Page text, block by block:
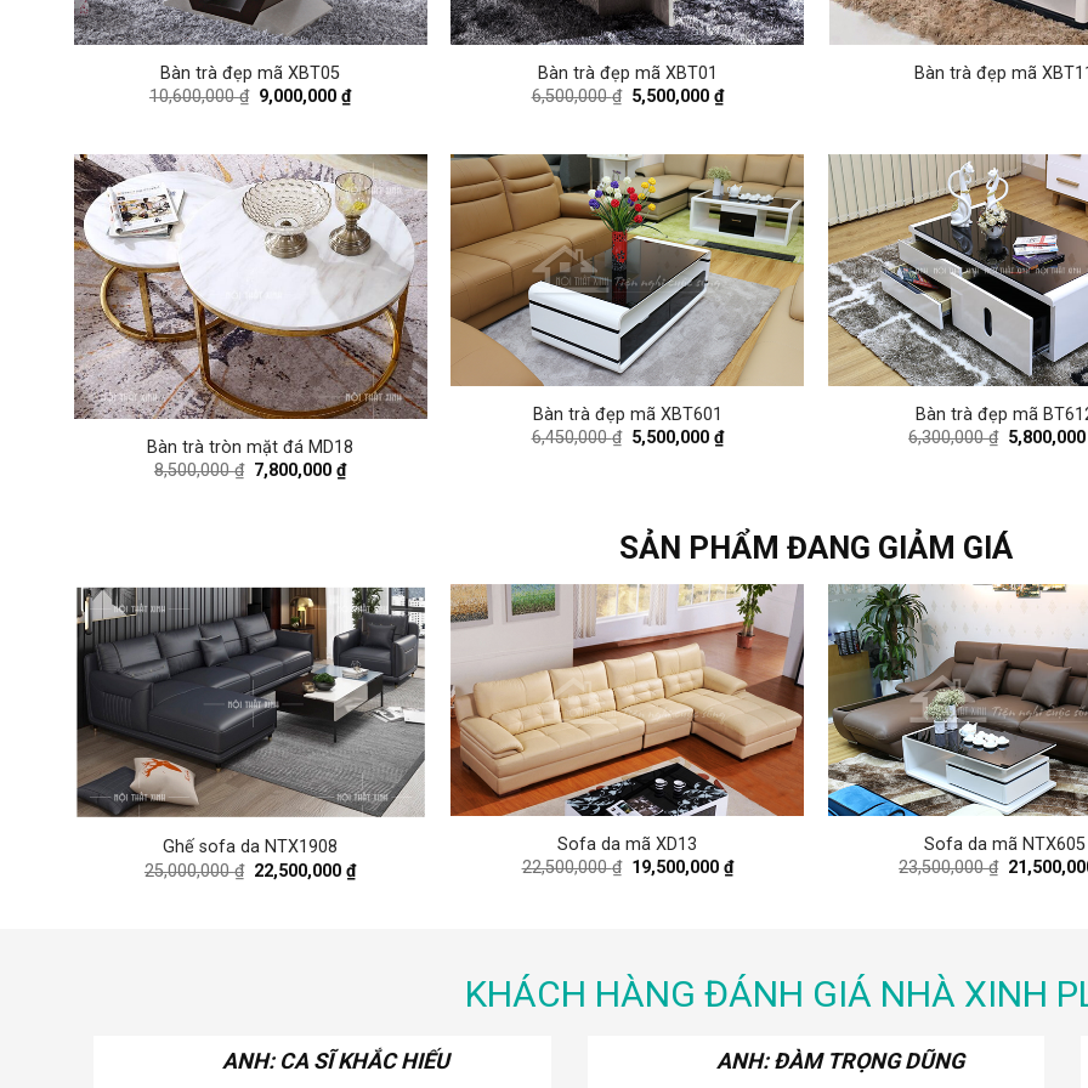
Bàn trà đẹp mã XBT05
10,600,000₫ Original
price
9,000,000₫Current
price
Bàn trà đẹp mã XBT01
6,500,000₫ Original
price
5,500,000 ₫Current
price
Bàn trà đẹp mã
Bàn trà tròn mặt đá MD18
8,500,000₫ Original
price
7,800,000₫Current
price
Bàn trà đẹp mã XBT601
6,450,000₫ Original
price
5,500,000 ₫Current
price
Bàn trà đẹp mã
6,300,000₫ Original
price
SẢN PHẨM ĐANG GIẢM GIÁ
Ghế sofa da NTX1908
25,000,000₫ Original
price
22,500,000₫Current
price
Sofa da mã XD13
22,500,000₫ Original
price
19,500,000 ₫Current
price
Sofa da mã NTX605
23,500,000₫ Original
price
KHÁCH HÀNG ĐÁNH GIÁ NHÀ XINH
ANH: CA SĨ KHẮC HIẾU ANH: CA SĨ KHẮC HIẾU